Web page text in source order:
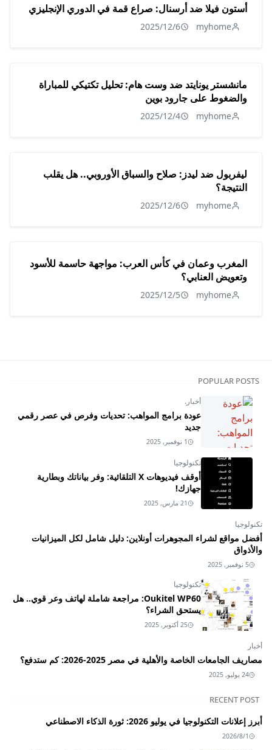
أستون فيلا ضد أرسنال: صراع قمة في الدوري الإنجليزي
myhome
2025/12/6
مانشستر يونايتد ضد وست هام: تحليل تكتيكي للمباراة
والضغوط على جارود بوين
myhome
2025/12/4
ليفربول ضد ليدز: صلاح والسباق الأوروبي.. هل يقلب
النتيجة؟
myhome
2025/12/6
المغرب وعمان في كأس العرب: مواجهة حاسمة للأسود
وتعويض العنابي؟
myhome
2025/12/5
POPULAR POSTS
أخبار.
عودة برامج المواهب: تحديات وفرص في عصر رقمي
جديد
1 نوفمبر, 2025
تكنولوجيا
أوقف فيديوهات X التلقائية: وفر بياناتك وبطارية
جهازك!
21 مارس, 2025
تكنولوجيا
أفضل مواقع لشراء المجوهرات أونلاين: دليل شامل لكل الميزانيات
والأذواق
5 نوفمبر, 2025
تكنولوجيا
Oukitel WP60: مراجعة شاملة لهاتف وعر قوي.. هل
يستحق الشراء؟
25 أكتوبر, 2025
أخبار
مصاريف الجامعات الخاصة والأهلية في مصر 2025-2026: كم ستدفع؟
24 يوليو, 2025
RECENT POST
أبرز إعلانات التكنولوجيا في يوليو 2026: ثورة الذكاء الاصطناعي
2026/8/1